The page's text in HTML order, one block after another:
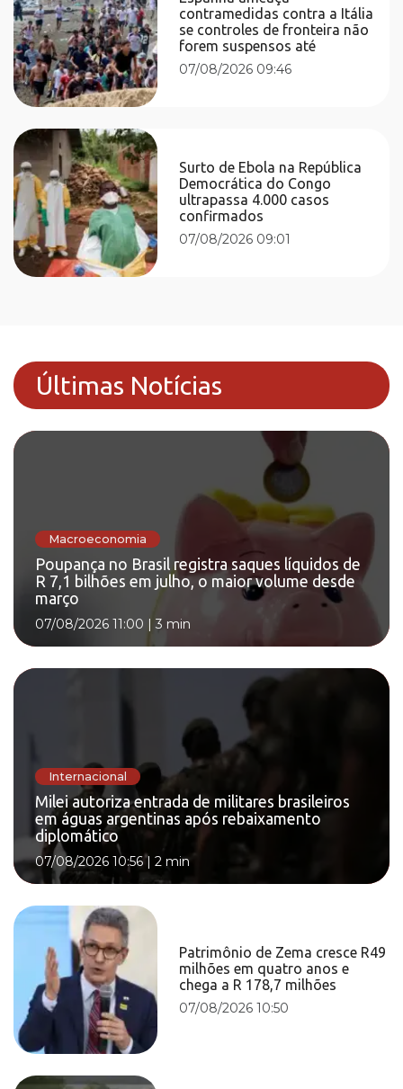
contramedidas contra a Itália
se controles de fronteira não
forem suspensos até
07/08/2026 09:46
Surto de Ebola na República
Democrática do Congo
ultrapassa 4.000 casos
confirmados
07/08/2026 09:01
Últimas Notícias
Macroeconomia
Poupança no Brasil registra saques líquidos de
R 7,1 bilhões em julho, o maior volume desde
março
07/08/2026 11:00 |3 min
Internacional
Milei autoriza entrada de militares brasileiros
em águas argentinas após rebaixamento
diplomático
07/08/2026 10:56| 2 min
Patrimônio de Zema cresce R49
milhões em quatro anos e
chega a R 178,7 milhões
07/08/2026 10:50